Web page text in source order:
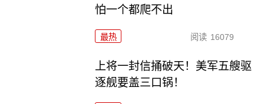
怕一个都爬不出
最热 阅读 16079
上将一封信捅破天！美军五艘驱
逐舰要盖三口锅！